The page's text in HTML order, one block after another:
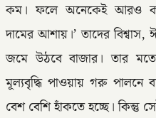
কম। ফলে অনেকেই আরও
দামের আশায়।’ তাদের
জমে উঠবে বাজার। তার
মূল্যবৃদ্ধি পাওয়ায় গরু পালনে
বেশ বেশি হাঁকতে হচ্ছে। কিন্তু